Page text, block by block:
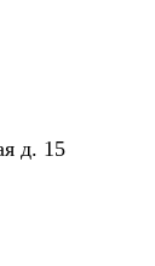
д. 15